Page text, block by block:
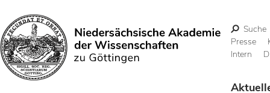
Suchen
Suche
Presse
Intern